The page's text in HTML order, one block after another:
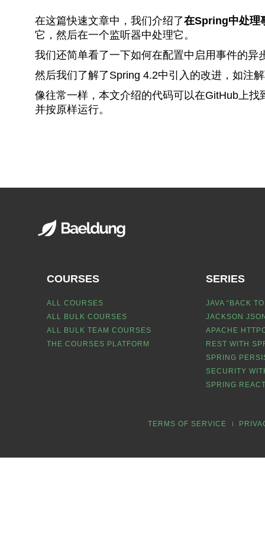
在这篇快速文章中，我们介绍了在Spring中处理
它，然后在一个监听器中处理它。
我们还简单看了一下如何在配置中启用事件的异
然后我们了解了Spring 4.2中引入的改进，如注
像往常一样，本文介绍的代码可以在GitHub上找
并按原样运行。
COURSES
ALL COURSES
ALL BULK COURSES
ALL BULK TEAM COURSES
THE COURSES PLATFORM
SERIES
JAVA “BACK
JACKSON
APACHE
REST WITH
SPRING
SECURITY
SPRING
TERMS OF SERVICE